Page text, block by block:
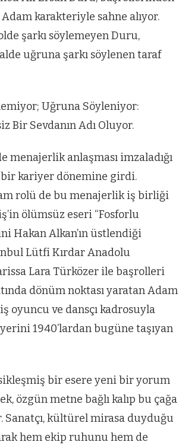
karakteriyle sahne alıyor.
şarkı söylemeyen Duru,
uğruna şarkı söylenen taraf
Uğruna Söyleniyor:
Bir Sevdanın Adı Oluyor.
anlaşması imzaladığı
bir kariyer dönemine girdi.
rolü de bu menajerlik iş birliği
ölümsüz eseri “Fosforlu
Hakan Alkan’ın üstlendiği
Lütfi Kırdar Anadolu
Lara Türközer ile başrolleri
dönüm noktası yaratan Adam
oyuncu ve dansçı kadrosuyla
1940’lardan bugüne taşıyan
bir esere yeni bir yorum
özgün metne bağlı kalıp bu çağa
Sanatçı, kültürel mirasa duyduğu
hem ekip ruhunu hem de